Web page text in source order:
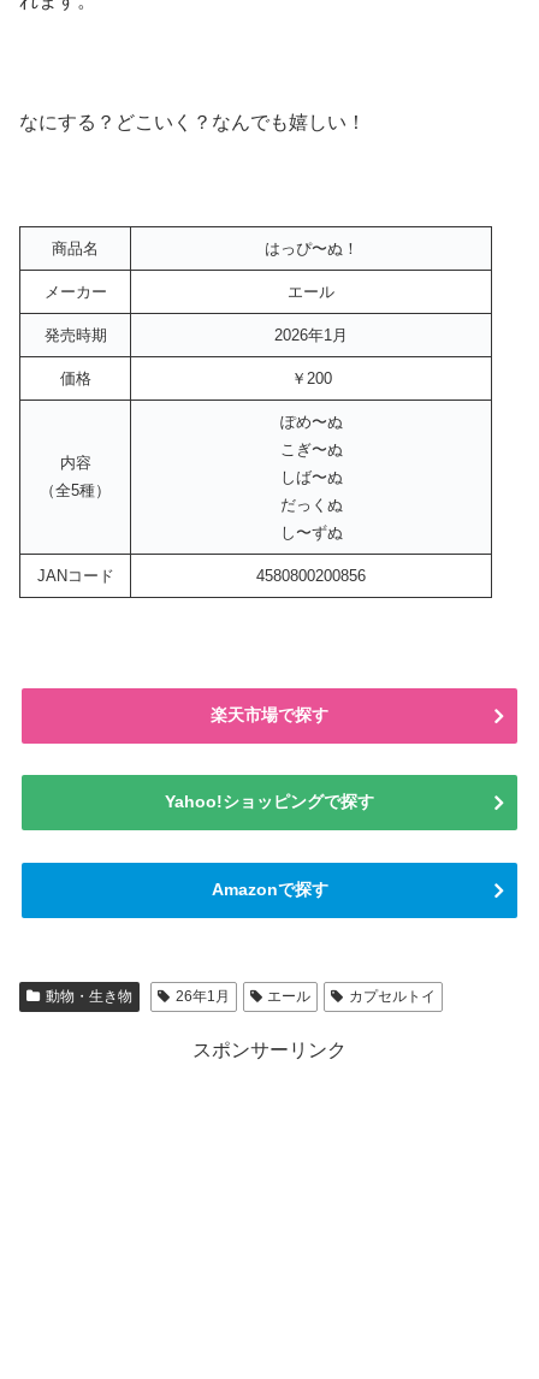
なにする？どこいく？なんでも嬉しい！
商品名 はっぴ〜ぬ！
メーカー エール
発売時期 2026年1月
価格 ￥200
内容
（全5種）
ぽめ〜ぬ
こぎ〜ぬ
しば〜ぬ
だっくぬ
し〜ずぬ
JANコード 4580800200856
楽天市場で探す
Yahoo!ショッピングで探す
Amazonで探す
動物・生き物 26年1月 エール カプセルトイ
スポンサーリンク